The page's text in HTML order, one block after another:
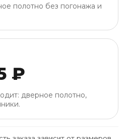
полотно без погонажа и
₽
дверное полотно,